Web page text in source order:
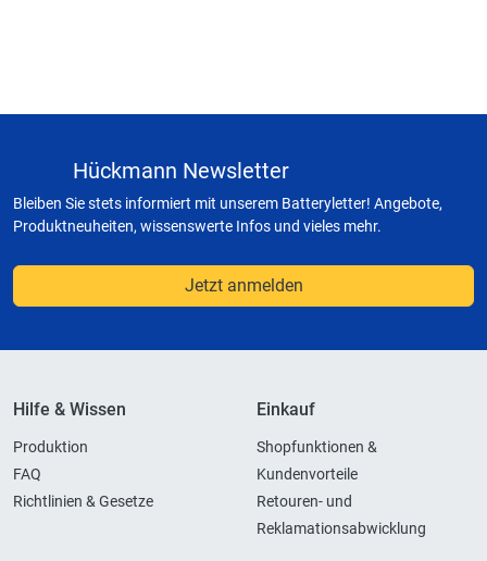
Hückmann Newsletter
Bleiben Sie stets informiert mit unserem Batteryletter! Angebote,
Produktneuheiten, wissenswerte Infos und vieles mehr.
Jetzt anmelden
Hilfe & Wissen
Produktion
FAQ
Richtlinien & Gesetze
Einkauf
Shopfunktionen &
Kundenvorteile
Retouren- und
Reklamationsabwicklung